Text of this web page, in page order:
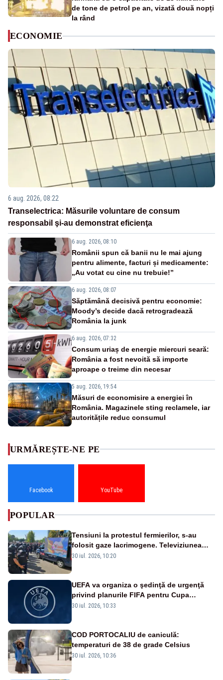
de tone de petrol pe an, vizată două nopți
la rând
ECONOMIE
6 aug. 2026, 08:22
Transelectrica: Măsurile voluntare de consum
responsabil şi-au demonstrat eficienţa
6 aug. 2026, 08:10
Românii spun că banii nu le mai ajung
pentru alimente, facturi și medicamente:
„Au votat cu cine nu trebuie!”
6 aug. 2026, 08:07
Săptămână decisivă pentru economie:
Moody’s decide dacă retrogradează
România la junk
6 aug. 2026, 07:32
Consum uriaș de energie miercuri seară:
România a fost nevoită să importe
aproape o treime din necesar
5 aug. 2026, 19:54
Măsuri de economisire a energiei în
România. Magazinele sting reclamele, iar
autoritățile reduc consumul
URMĂREȘTE-NE PE
Facebook YouTube
POPULAR
Tensiuni la protestul fermierilor, s-au
folosit gaze lacrimogene. Televiziunea
Poporului face apel la calm – LIVE TEXT
30 iul. 2026, 10:20
UEFA va organiza o şedinţă de urgenţă
privind planurile FIFA pentru Cupa
Mondială
30 iul. 2026, 10:33
COD PORTOCALIU de caniculă:
temperaturi de 38 de grade Celsius
30 iul. 2026, 10:36